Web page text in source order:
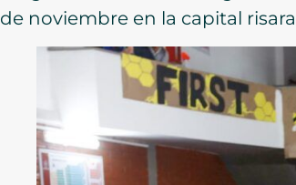
de noviembre en la capital